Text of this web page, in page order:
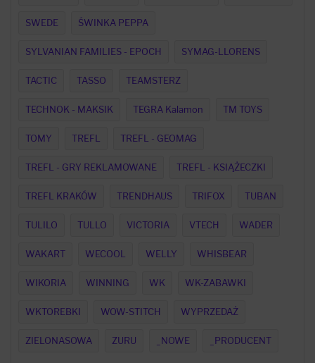
SWEDE ŚWINKA PEPPA
SYLVANIAN FAMILIES - EPOCH SYMAG-LLORENS
TACTIC TASSO TEAMSTERZ
TECHNOK - MAKSIK TEGRA Kalamon TM TOYS
TOMY TREFL TREFL - GEOMAG
TREFL - GRY REKLAMOWANE TREFL - KSIĄŻECZKI
TREFL KRAKÓW TRENDHAUS TRIFOX TUBAN
TULILO TULLO VICTORIA VTECH WADER
WAKART WECOOL WELLY WHISBEAR
WIKORIA WINNING WK WK-ZABAWKI
WKTOREBKI WOW-STITCH WYPRZEDAŻ
ZIELONASOWA ZURU _NOWE _PRODUCENT